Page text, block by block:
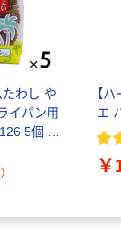
わし や
イパン用
5個 オ
【
エ
￥